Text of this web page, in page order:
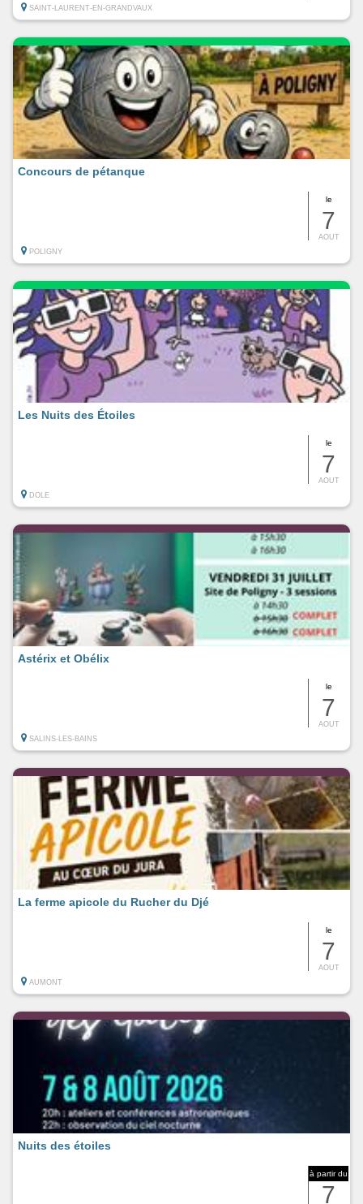
SAINT-LAURENT-EN-GRANDVAUX
le
7
AOUT
Concours de pétanque
POLIGNY
le
7
AOUT
Les Nuits des Étoiles
DOLE
le
7
AOUT
Astérix et Obélix
SALINS-LES-BAINS
le
7
AOUT
La ferme apicole du Rucher du Djé
AUMONT
à partir du
7
Nuits des étoiles